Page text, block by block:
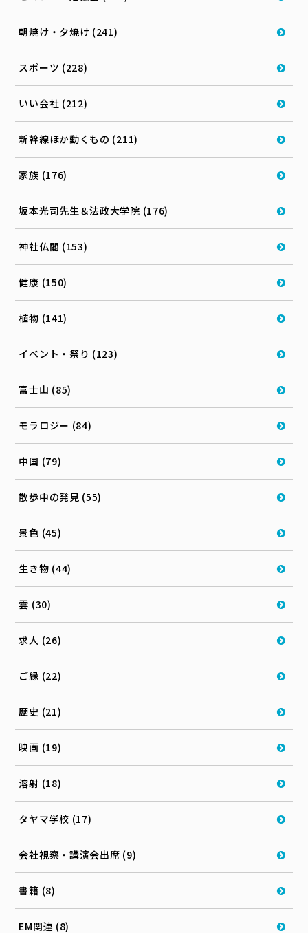
朝焼け・夕焼け (241)
スポーツ (228)
いい会社 (212)
新幹線ほか動くもの (211)
家族 (176)
坂本光司先生＆法政大学院 (176)
神社仏閣 (153)
健康 (150)
植物 (141)
イベント・祭り (123)
富士山 (85)
モラロジー (84)
中国 (79)
散歩中の発見 (55)
景色 (45)
生き物 (44)
雲 (30)
求人 (26)
ご縁 (22)
歴史 (21)
映画 (19)
溶射 (18)
タヤマ学校 (17)
会社視察・講演会出席 (9)
書籍 (8)
EM関連 (8)